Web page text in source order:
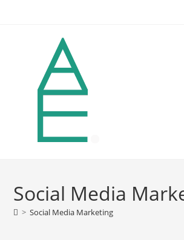
Social Media
> Social Media Marketing